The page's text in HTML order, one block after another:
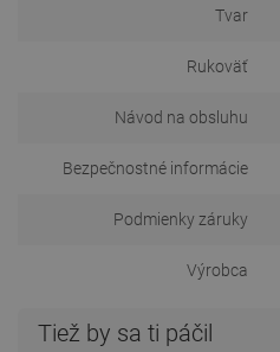
Tvar
Rukoväť
Návod na obsluhu
Bezpečnostné informácie
Podmienky záruky
Výrobca
Tiež by sa ti páčil